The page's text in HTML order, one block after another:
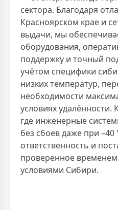
сектора. Благодаря
Красноярском крае и
выдачи, мы
оборудования,
поддержку и точный
учётом специфики
низких температур,
необходимости
условиях удалённости.
где инженерные
без сбоев даже при
ответственность и
проверенное
условиями Сибири.